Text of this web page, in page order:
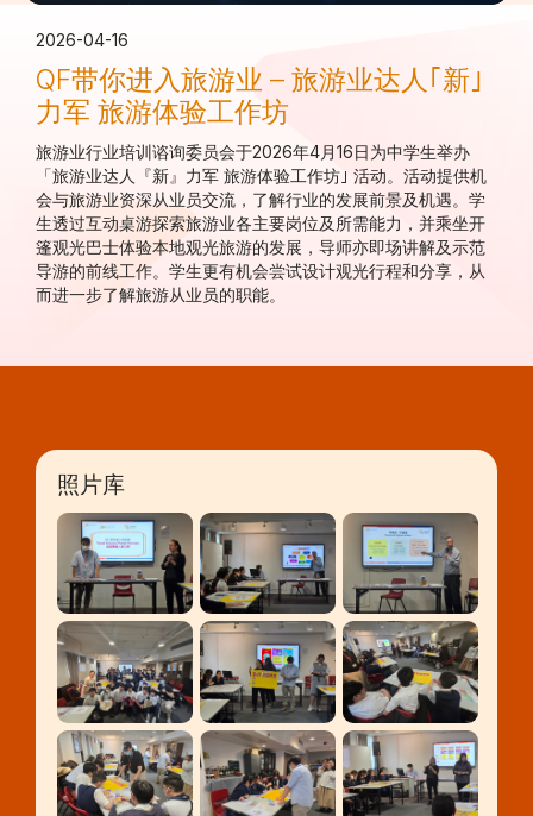
2026-04-16
QF带你进入旅游业 – 旅游业达人｢新｣
力军 旅游体验工作坊
旅游业行业培训谘询委员会于2026年4月16日为中学生举办
「旅游业达人『新』力军 旅游体验工作坊｣ 活动。活动提供机
会与旅游业资深从业员交流，了解行业的发展前景及机遇。学
生透过互动桌游探索旅游业各主要岗位及所需能力，并乘坐开
篷观光巴士体验本地观光旅游的发展，导师亦即场讲解及示范
导游的前线工作。学生更有机会尝试设计观光行程和分享，从
而进一步了解旅游从业员的职能。
照片库